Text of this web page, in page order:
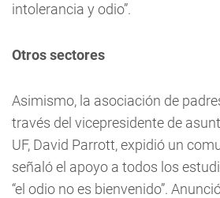
intolerancia y odio”.
Otros sectores
Asimismo, la asociación de
través del vicepresidente de
UF, David Parrott, expidió un
señaló el apoyo a todos los
“el odio no es bienvenido”.